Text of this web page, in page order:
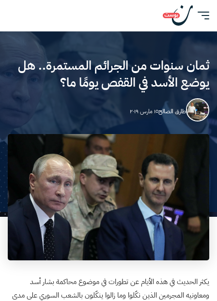
ثمان سنوات من الجرائم المستمرة.. هل
يوضع الأسد في القفص يومًا ما؟
طارق الصالح١٥ مارس ٢٠١٩
يكثر الحديث في هذه الأيام عن تطورات في موضوع محاكمة بشار أسد
ومعاونيه المجرمين الذين نكّلوا وما زالوا ينكّلون بالشعب السوري على مدى